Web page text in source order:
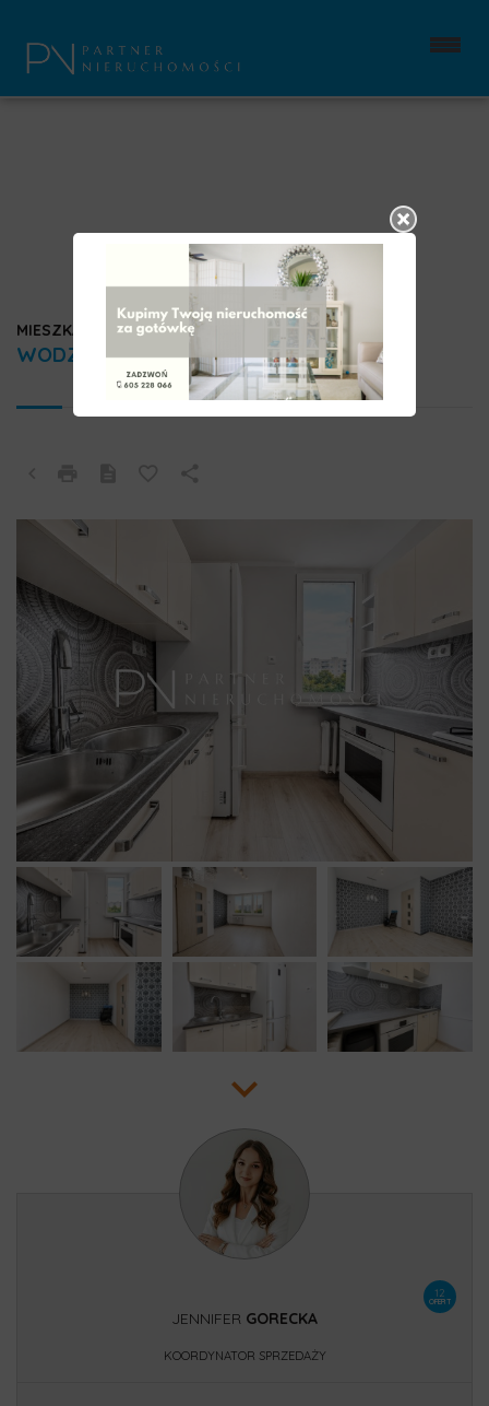
WODZISŁAW ŚLĄSKI
MIESZKANIE NA SPRZEDAŻ
12
OFERT
JENNIFER GORECKA
KOORDYNATOR SPRZEDAŻY